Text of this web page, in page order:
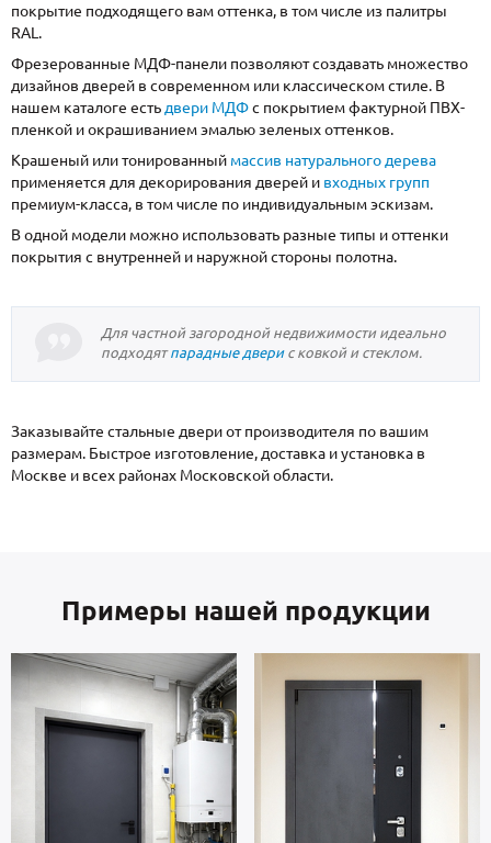
покрытие подходящего вам оттенка, в том числе из палитры
RAL.
Фрезерованные МДФ-панели позволяют создавать множество
дизайнов дверей в современном или классическом стиле. В
нашем каталоге есть двери МДФс покрытием фактурной ПВХ-
пленкой и окрашиванием эмалью зеленых оттенков.
Крашеный или тонированный массив натурального дерева
применяется для декорирования дверей и входных групп
премиум-класса, в том числе по индивидуальным эскизам.
В одной модели можно использовать разные типы и оттенки
покрытия с внутренней и наружной стороны полотна.
Для частной загородной недвижимости идеально
подходятпарадные дверис ковкой и стеклом.
Заказывайте стальные двери от производителя по вашим
размерам. Быстрое изготовление, доставка и установка в
Москве и всех районах Московской области.
Примеры нашей продукции